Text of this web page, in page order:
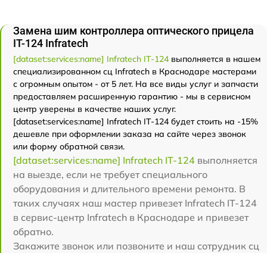
Замена шим контроллера оптического прицела
IT-124 Infratech
[dataset:services:name] Infratech IT-124 выполняется в нашем
специализированном сц Infratech в Краснодаре мастерами
с огромным опытом - от 5 лет. На все виды услуг и запчасти
предоставляем расширенную гарантию - мы в сервисном
центр уверены в качестве наших услуг.
[dataset:services:name] Infratech IT-124 будет стоить на -15%
дешевле при оформлении заказа на сайте через звонок
или форму обратной связи.
[dataset:services:name] Infratech IT-124 выполняется
на выезде, если не требует специального
оборудования и длительного времени ремонта. В
таких случаях наш мастер привезет Infratech IT-124
в сервис-центр Infratech в Краснодаре и привезет
обратно.
Закажите звонок или позвоните и наш сотрудник сц